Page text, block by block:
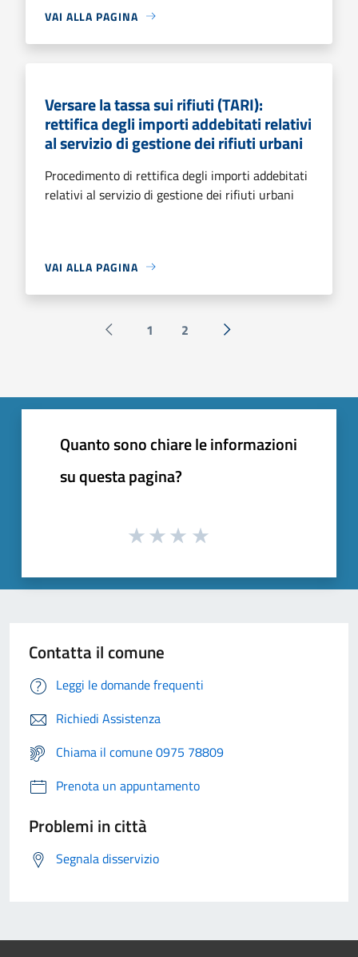
VAI ALLA PAGINA
Versare la tassa sui rifiuti (TARI):
rettifica degli importi addebitati relativi
al servizio di gestione dei rifiuti urbani
Procedimento di rettifica degli importi addebitati
relativi al servizio di gestione dei rifiuti urbani
VAI ALLA PAGINA
Pagina precedente
1 2 Successiva »
Quanto sono chiare le informazioni
su questa pagina?
Contatta il comune
Leggi le domande frequenti
Richiedi Assistenza
Chiama il comune 0975 78809
Prenota un appuntamento
Problemi in città
Segnala disservizio